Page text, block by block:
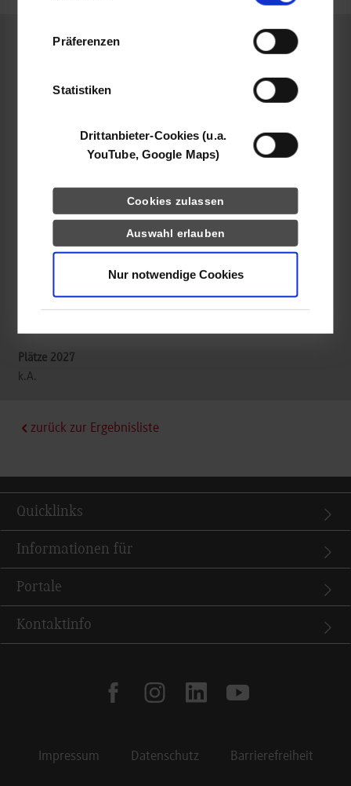
Daten zusammen, die Sie ihnen bereitgestellt
haben oder die sie im Rahmen Ihrer Nutzung
Präferenzen
Statistiken
Drittanbieter-Cookies (u.a.
YouTube, Google Maps)
Cookies zulassen
Auswahl erlauben
Nur notwendige Cookies
BWL-Dienstleistungsmanagement-Media, Vertrieb und
07031/6204-17
info@woerwagpharma.com
k.A.
zurück zur Ergebnisliste
Quicklinks
Informationen für
Portale
Kontaktinfo
facebookinstagramlinkedinyoutube
Impressum Datenschutz Barrierefreiheit